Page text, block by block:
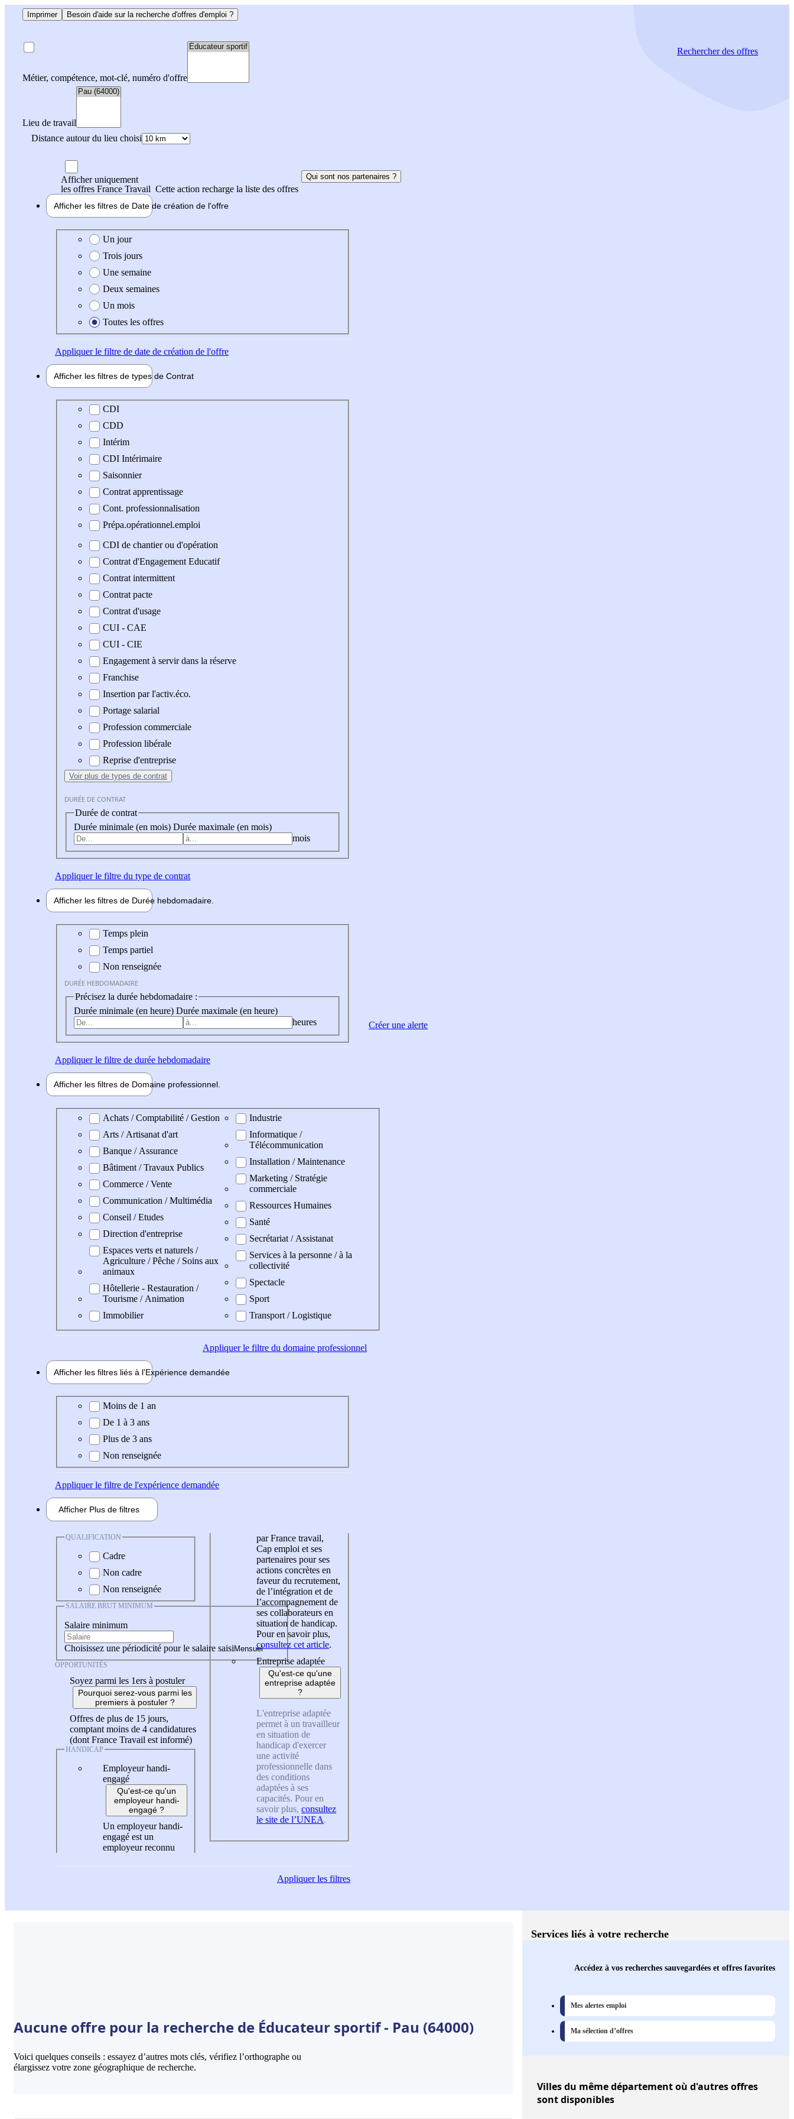
Imprimer Besoin d'aide sur la recherche d'offres d'emploi ?
Métier, compétence, mot-clé, numéro d'offre
Lieu de travail
Distance autour du lieu choisi
Rechercherdes offres
Afficher uniquement
les offres France Travail Cette action recharge la liste des offres
Qui sont nos partenaires ?
Afficher les filtres de Date de création de l'offre
Date de création de l'offre
Un jour
Trois jours
Une semaine
Deux semaines
Un mois
Toutes les offres
Appliquerle filtre de date de création de l'offre
Afficher les filtres de types de Contrat
Type de contrat
CDI
CDD
Intérim
CDI Intérimaire
Saisonnier
Contrat apprentissage
Cont. professionnalisation
Prépa.opérationnel.emploi
CDI de chantier ou d'opération
Contrat d'Engagement Educatif
Contrat intermittent
Contrat pacte
Contrat d'usage
CUI - CAE
CUI - CIE
Engagement à servir dans la réserve
Franchise
Insertion par l'activ.éco.
Portage salarial
Profession commerciale
Profession libérale
Reprise d'entreprise
Voir plus de types de contrat
DURÉE DE CONTRAT
Durée de contrat
Durée minimale (en mois) Durée maximale (en mois)
mois
Appliquerle filtre du type de contrat
Afficher les filtres de Durée hebdomadaire
Durée hebdomadaire
Temps plein
Temps partiel
Non renseignée
DURÉE HEBDOMADAIRE
Précisez la durée hebdomadaire :
Durée minimale (en heure) Durée maximale (en heure)
heures
Appliquerle filtre de durée hebdomadaire
Afficher les filtres de Domaine professionnel
Domaine professionel
Achats / Comptabilité / Gestion
Arts / Artisanat d'art
Banque / Assurance
Bâtiment / Travaux Publics
Commerce / Vente
Communication / Multimédia
Conseil / Etudes
Direction d'entreprise
Espaces verts et naturels /
Agriculture / Pêche / Soins aux
animaux
Hôtellerie - Restauration /
Tourisme / Animation
Immobilier
Industrie
Informatique /
Télécommunication
Installation / Maintenance
Marketing / Stratégie
commerciale
Ressources Humaines
Santé
Secrétariat / Assistanat
Services à la personne / à la
collectivité
Spectacle
Sport
Transport / Logistique
Appliquerle filtre du domaine professionnel
Afficher les filtres liés à l'Expérience demandée
Expérience demandée
Moins de 1 an
De 1 à 3 ans
Plus de 3 ans
Non renseignée
Appliquerle filtre de l'expérience demandée
Afficher Plus de filtres
QUALIFICATION
Cadre
Non cadre
Non renseignée
SALAIRE BRUT MINIMUM
Salaire minimum
Choisissez une périodicité pour le salaire saisi
OPPORTUNITÉS
Soyez parmi les 1ers à postuler
Pourquoi serez-vous parmi les
premiers à postuler ?
Offres de plus de 15 jours,
comptant moins de 4 candidatures
(dont France Travail est informé)
HANDICAP
Employeur handi-
engagé
Qu'est-ce qu'un
employeur handi-
engagé ?
Un employeur handi-
engagé est un
employeur reconnu
par France travail,
Cap emploi et ses
partenaires pour ses
actions concrètes en
faveur du recrutement,
de l’intégration et de
l’accompagnement de
ses collaborateurs en
situation de handicap.
Pour en savoir plus,
consultez cet article.
Entreprise adaptée
Qu'est-ce qu'une
entreprise adaptée
?
L'entreprise adaptée
permet à un travailleur
en situation de
handicap d'exercer
une activité
professionnelle dans
des conditions
adaptées à ses
capacités. Pour en
savoir plus, consultez
le site de l’UNEA.
Appliquerles filtres
Créer une alerte
Aucune offre pour la recherche de Éducateur sportif - Pau (64000)
Voici quelques conseils : essayez d’autres mots clés, vérifiez l’orthographe ou
élargissez votre zone géographique de recherche.
Services liés à votre recherche
Accédez à vos recherches sauvegardées et offres favorites
Mes alertes emploi
Ma sélection d’offres
Villesdu même département où d'autres offres
sont disponibles